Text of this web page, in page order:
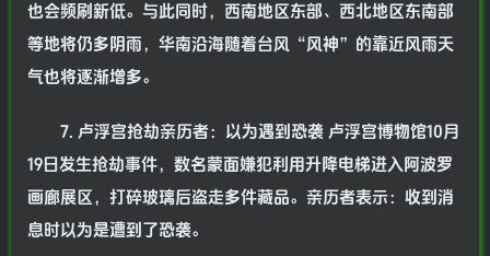
也会频刷新低。与此同时，西南地区东部、西北地区东南部
等地将仍多阴雨，华南沿海随着台风“风神”的靠近风雨天
气也将逐渐增多。
7. 卢浮宫抢劫亲历者：以为遇到恐袭 卢浮宫博物馆10月
19日发生抢劫事件，数名蒙面嫌犯利用升降电梯进入阿波罗
画廊展区，打碎玻璃后盗走多件藏品。亲历者表示：收到消
息时以为是遭到了恐袭。